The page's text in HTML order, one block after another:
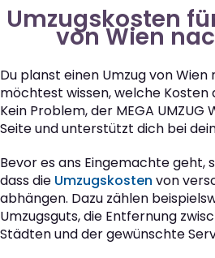
Umzugskosten
von Wien
Du planst einen Umzug von Wien
möchtest wissen, welche Kosten
Kein Problem, der MEGA
Seite und unterstützt dich bei
Bevor es ans Eingemachte geht,
dass die Umzugskosten von
abhängen. Dazu zählen
Umzugsguts, die Entfernung
Städten und der gewünschte